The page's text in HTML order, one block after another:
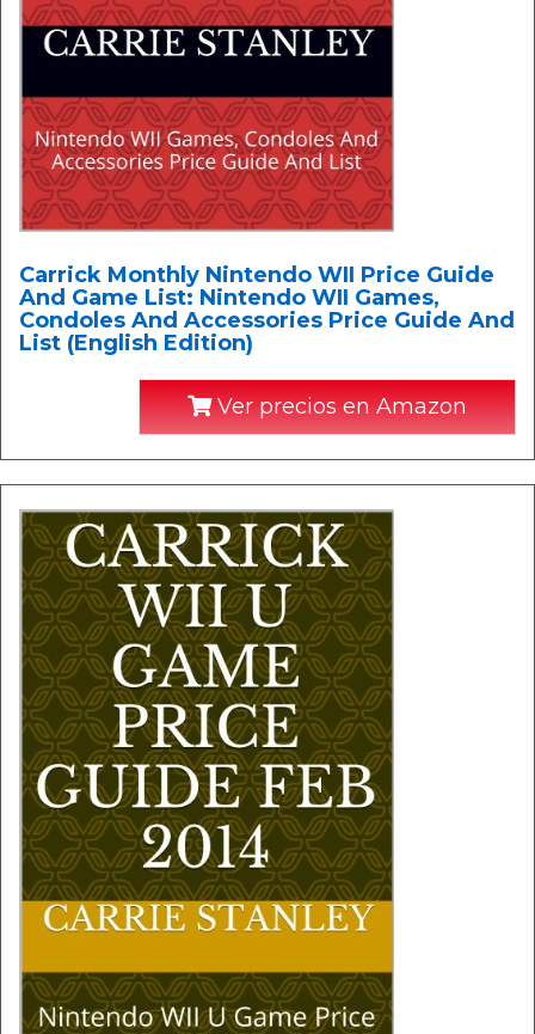
Carrick Monthly Nintendo WII Price Guide
And Game List: Nintendo WII Games,
Condoles And Accessories Price Guide And
List (English Edition)
Ver precios en Amazon